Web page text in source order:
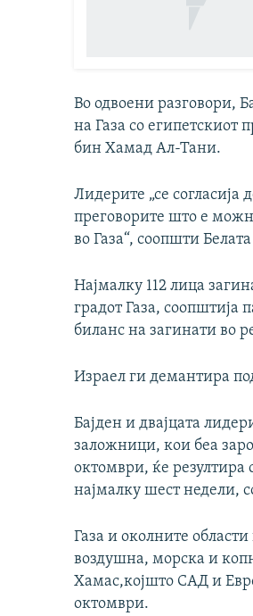
Во одвоени разговори,
на Газа со
бин Хамад Ал-Тани.
Лидерите „се согласија
преговорите што е
во Газа“, соопшти
Најмалку 112 лица
градот Газа, соопштија
биланс на загинати во
Израел ги демантира
Бајден и двајцата
заложници, кои беа
октомври, ќе резултира
најмалку шест недели,
Газа и околните
воздушна, морска и
Хамас,којшто САД и
октомври.